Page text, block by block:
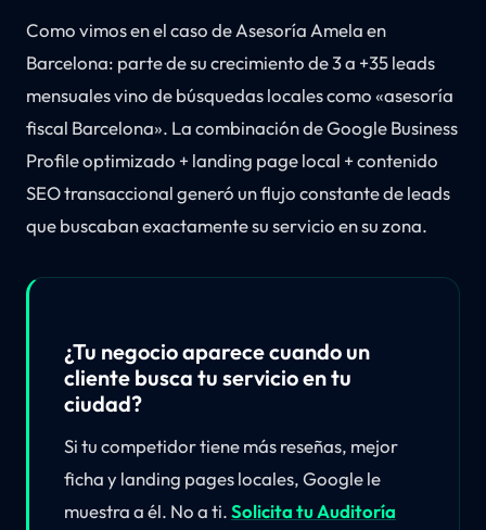
Como vimos en el caso de Asesoría Amela en
Barcelona: parte de su crecimiento de 3 a +35 leads
mensuales vino de búsquedas locales como «asesoría
fiscal Barcelona». La combinación de Google Business
Profile optimizado + landing page local + contenido
SEO transaccional generó un flujo constante de leads
que buscaban exactamente su servicio en su zona.
¿Tu negocio aparece cuando un
cliente busca tu servicio en tu
ciudad?
Si tu competidor tiene más reseñas, mejor
ficha y landing pages locales, Google le
muestra a él. No a ti.Solicita tu Auditoría